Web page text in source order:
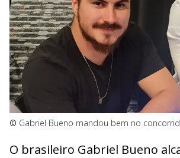
© Gabriel Bueno mandou bem no
O brasileiro Gabriel Bueno